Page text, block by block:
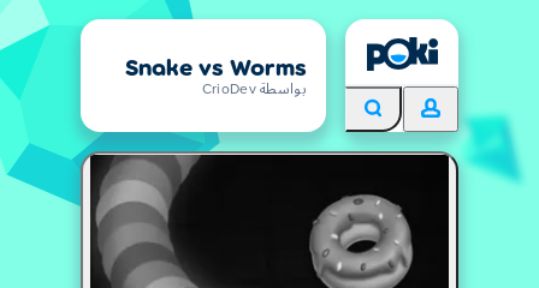
Snake vs Worms
بواسطة CrioDev